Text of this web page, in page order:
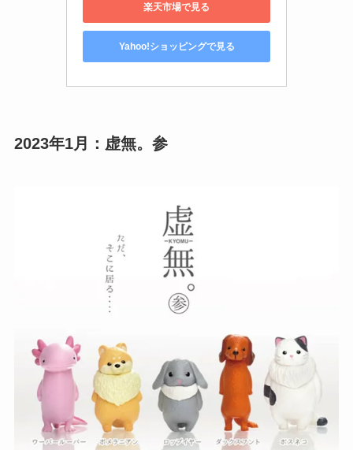
楽天市場で見る
Yahoo!ショッピングで見る
2023年1月： 虚無。参